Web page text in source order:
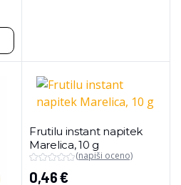
Frutilu instant napitek
Marelica, 10 g
(napiši oceno)
0,46€